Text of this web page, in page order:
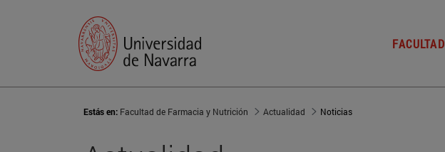
Estás en: Facultad de Farmacia y Nutrición Actualidad Noticias